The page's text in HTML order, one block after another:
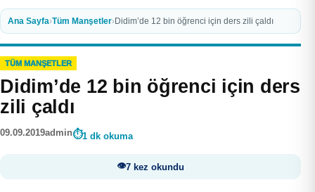
Ana Sayfa›Tüm Manşetler›Didim’de 12 bin öğrenci için ders zili çaldı
TÜM MANŞETLER
Didim’de 12 bin öğrenci için ders
zili çaldı
09.09.2019admin 1 dk okuma
7 kez okundu